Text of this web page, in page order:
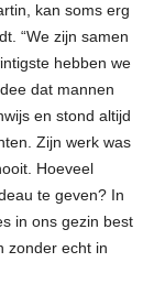
kan soms erg
“We zijn samen
hebben we
dat mannen
en stond altijd
Zijn werk was
Hoeveel
te geven? In
in ons gezin best
zonder echt in